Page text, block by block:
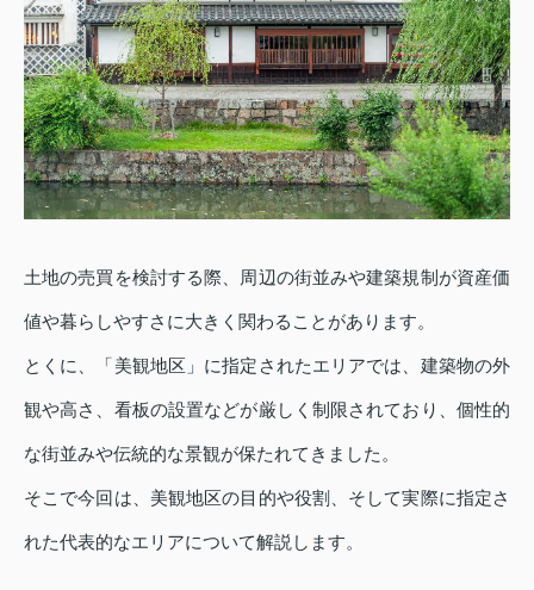
土地の売買を検討する際、周辺の街並みや建築規制が資産価
値や暮らしやすさに大きく関わることがあります。
とくに、「美観地区」に指定されたエリアでは、建築物の外
観や高さ、看板の設置などが厳しく制限されており、個性的
な街並みや伝統的な景観が保たれてきました。
そこで今回は、美観地区の目的や役割、そして実際に指定さ
れた代表的なエリアについて解説します。